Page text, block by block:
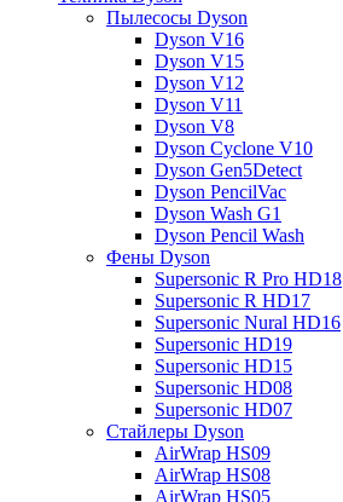
Пылесосы Dyson
Dyson V16
Dyson V15
Dyson V12
Dyson V11
Dyson V8
Dyson Cyclone V10
Dyson Gen5Detect
Dyson PencilVac
Dyson Wash G1
Dyson Pencil Wash
Фены Dyson
Supersonic R Pro HD18
Supersonic R HD17
Supersonic Nural HD16
Supersonic HD19
Supersonic HD15
Supersonic HD08
Supersonic HD07
Стайлеры Dyson
AirWrap HS09
AirWrap HS08
AirWrap HS05